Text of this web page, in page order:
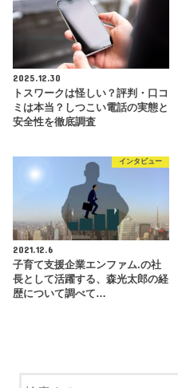
2025.12.30
トスワークは怪しい？評判・口コ
ミは本当？しつこい電話の実態と
安全性を徹底調査
インタビュー
2021.12.6
子育て支援企業エンファム.の社
長として活躍する、森光太郎の経
歴について調べて…